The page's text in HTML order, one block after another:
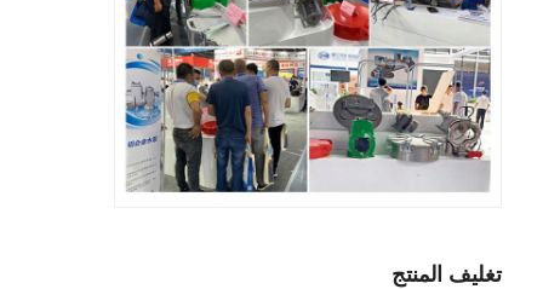
تغليف المنتج